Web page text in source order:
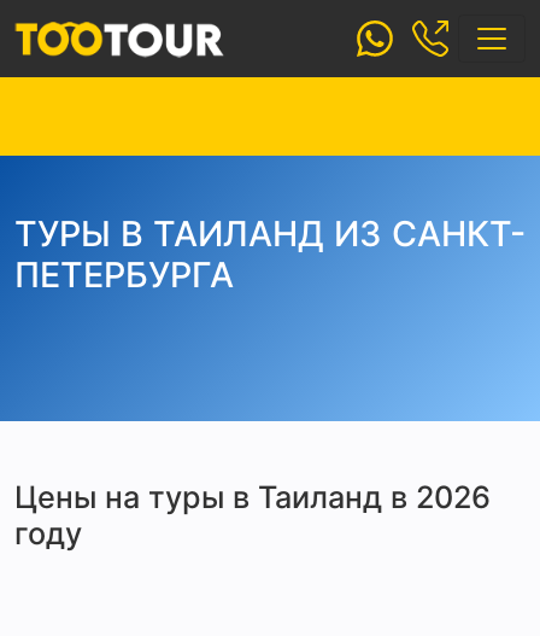
ТУРЫ В ТАИЛАНД ИЗ САНКТ-
ПЕТЕРБУРГА
Цены на туры в Таиланд в 2026
году